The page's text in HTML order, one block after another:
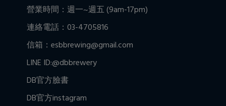
營業時間：週一~週五 (9am-17pm)
連絡電話：03-4705816
信箱：esbbrewing@gmail.com
LINE ID:@dbbrewery
DB官方臉書
DB官方instagram